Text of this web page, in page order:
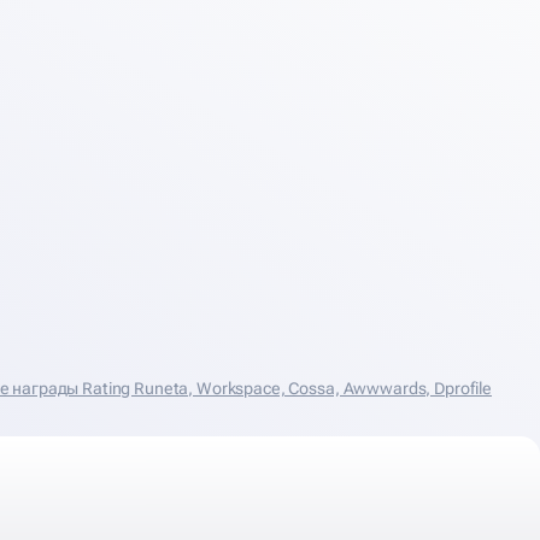
награды Rating Runeta, Workspace, Cossa, Аwwwards, Dprofile